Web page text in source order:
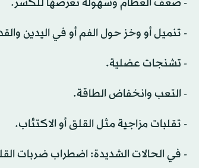
- تنميل أو وخز حول الفم أو في اليدين
- تشنجات عضلية.
- التعب وانخفاض الطاقة.
- تقلبات مزاجية مثل القلق أو الاكتئاب.
- في الحالات الشديدة: اضطراب ضربات